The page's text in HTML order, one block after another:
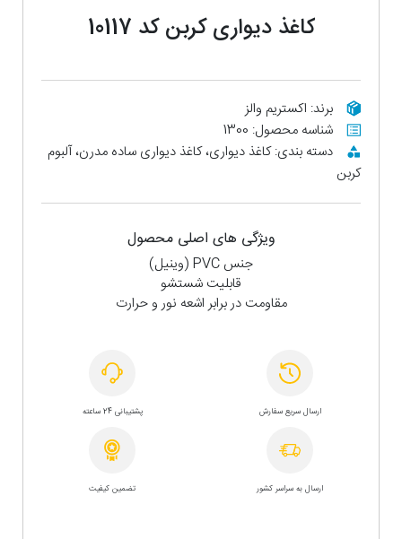
کاغذ دیواری کربن کد 10117
برند: اکستریم والز
شناسه محصول: 1300
دسته بندی: کاغذ دیواری، کاغذ دیواری ساده مدرن، آلبوم
کربن
ویژگی های اصلی محصول
جنس PVC (وینیل)
قابلیت شستشو
مقاومت در برابر اشعه نور و حرارت
ارسال سریع سفارش پشتیبانی 24 ساعته
ارسال به سراسر کشور تضمین کیفیت